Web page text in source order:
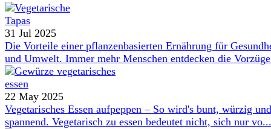
31 Jul 2025
Die Vorteile einer pflanzenbasierten Ernährung für
und Umwelt. Immer mehr Menschen entdecken die
22 May 2025
Vegetarisches Essen aufpeppen – So wird's bunt, würzig und
spannend. Vegetarisch zu essen bedeutet nicht, sich nur vo...